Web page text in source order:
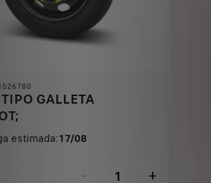
GALLETA
estimada:17/08
- +